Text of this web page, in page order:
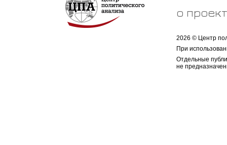
о
2026 © Центр
При
Отдельные
не